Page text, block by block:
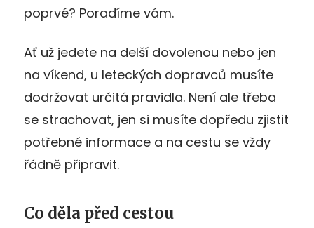
poprvé? Poradíme vám.
Ať už jedete na delší dovolenou nebo jen
na víkend, u leteckých dopravců musíte
dodržovat určitá pravidla. Není ale třeba
se strachovat, jen si musíte dopředu zjistit
potřebné informace a na cestu se vždy
řádně připravit.
Co děla před cestou